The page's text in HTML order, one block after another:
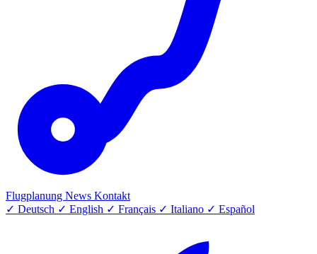
Flugplanung News Kontakt
✓ Deutsch ✓ English ✓ Français ✓ Italiano ✓ Español